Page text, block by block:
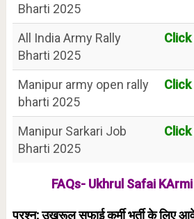
Bharti 2025
All India Army Rally
Bharti 2025
Click
Manipur army open rally
bharti 2025
Click
Manipur Sarkari Job
Bharti 2025
Click
FAQs- Ukhrul Safai
प्रश्न: उखरूल सफाई कर्मी भर्ती के लिए